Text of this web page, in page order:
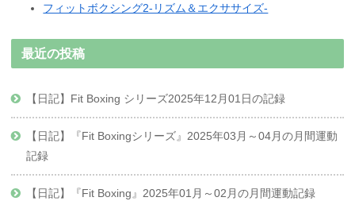
フィットボクシング2-リズム＆エクササイズ-
最近の投稿
【日記】Fit Boxing シリーズ2025年12月01日の記録
【日記】『Fit Boxingシリーズ』2025年03月～04月の月間運動
記録
【日記】『Fit Boxing』2025年01月～02月の月間運動記録